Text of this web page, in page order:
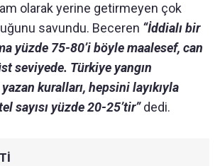
olarak yerine getirmeyen çok
savundu. Beceren “İddialı bir
yüzde 75-80’i böyle maalesef, can
seviyede. Türkiye yangın
kuralları, hepsini layıkıyla
sayısı yüzde 20-25’tir”dedi.